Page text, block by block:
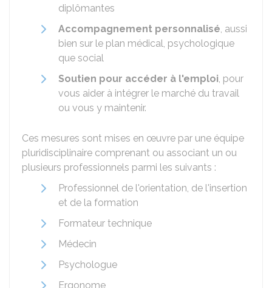
diplômantes
Accompagnement personnalisé, aussi
bien sur le plan médical, psychologique
que social
Soutien pour accéder à l'emploi, pour
vous aider à intégrer le marché du travail
ou vous y maintenir.
Ces mesures sont mises en œuvre par une équipe
pluridisciplinaire comprenant ou associant un ou
plusieurs professionnels parmi les suivants :
Professionnel de l'orientation, de l'insertion
et de la formation
Formateur technique
Médecin
Psychologue
Ergonome